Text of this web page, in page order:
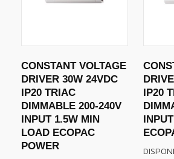
CONSTANT VOLTAGE
DRIVER 30W 24VDC
IP20 TRIAC
DIMMABLE 200-240V
INPUT 1.5W MIN
LOAD ECOPAC
POWER
IP20